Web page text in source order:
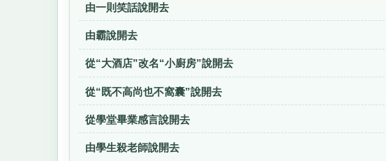
由一則笑話說開去
由霸說開去
從“大酒店”改名“小廚房”說開去
從“既不高尚也不窩囊”說開去
從學堂畢業感言說開去
由學生殺老師說開去